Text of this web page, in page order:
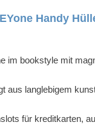
Handy
im bookstyle mit
aus langlebigem
für kreditkarten,